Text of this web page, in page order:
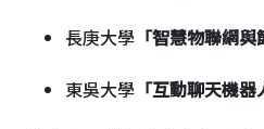
長庚大學 「智慧物聯網與
東吳大學 「互動聊天機器